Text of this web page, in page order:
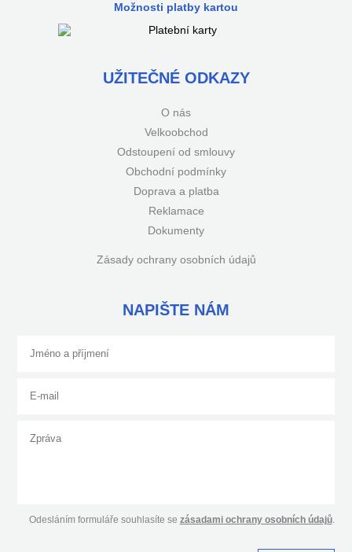
Možnosti platby kartou
UŽITEČNÉ ODKAZY
O nás
Velkoobchod
Odstoupení od smlouvy
Obchodní podmínky
Doprava a platba
Reklamace
Dokumenty
Zásady ochrany osobních údajů
NAPIŠTE NÁM
Odesláním formuláře souhlasíte se zásadami ochrany osobních údajů.